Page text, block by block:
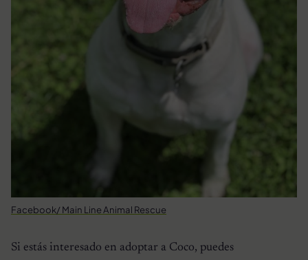
Facebook/ Main Line Animal Rescue
Si estás interesado en adoptar a Coco, puedes